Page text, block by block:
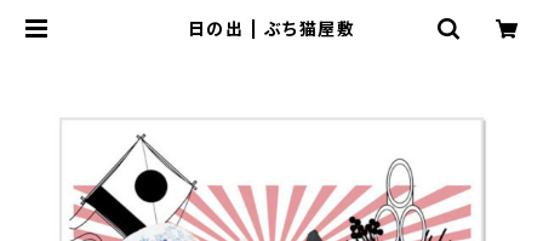
日の出 | ぶち猫屋敷